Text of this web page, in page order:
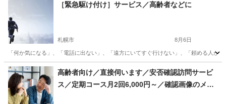
［緊急駆け付け］サービス／高齢者などに
札幌市 8月6日
「何か気になる」、「電話に出ない」、「遠方にいてすぐ行けない」、「頼める人
北海道 札幌市 便利屋 御用聞き
高齢者向け／直接伺います／安否確認訪問サービ
ス／定期コース月2回6,000円～／確認画像のメー